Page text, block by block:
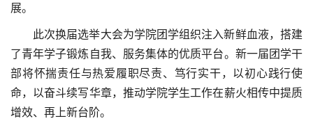
展。
此次换届选举大会为学院团学组织注入新鲜血液，搭建
了青年学子锻炼自我、服务集体的优质平台。新一届团学干
部将怀揣责任与热爱履职尽责、笃行实干， 以初心践行使
命，以奋斗续写华章， 推动学院学生工作在薪火相传中提质
增效、再上新台阶。